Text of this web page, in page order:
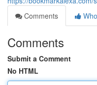
Comments
Comments
Submit a Comment
No HTML